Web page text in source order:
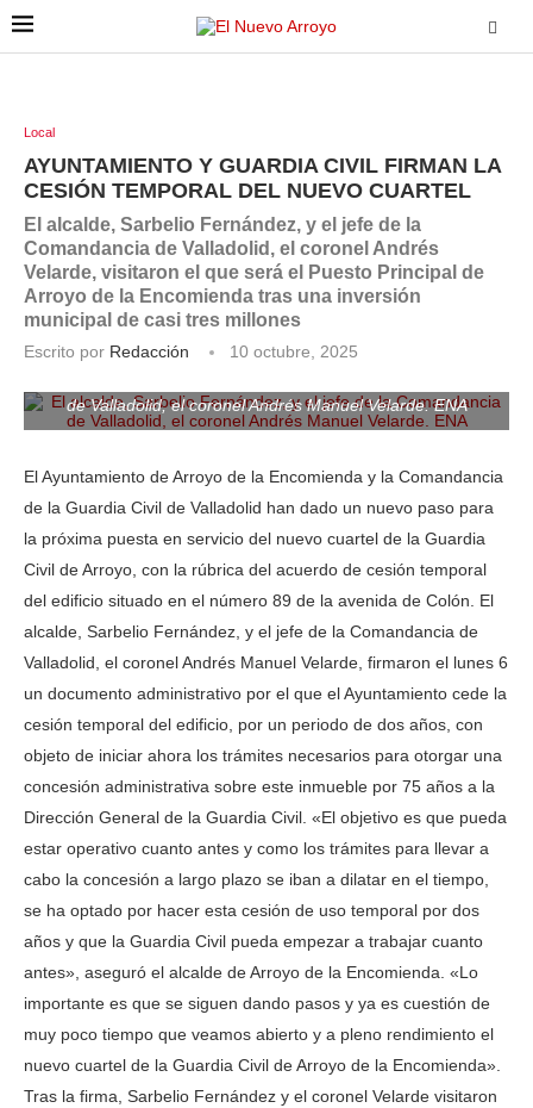
Local
AYUNTAMIENTO Y GUARDIA CIVIL FIRMAN LA
CESIÓN TEMPORAL DEL NUEVO CUARTEL
El alcalde, Sarbelio Fernández, y el jefe de la
Comandancia de Valladolid, el coronel Andrés
Velarde, visitaron el que será el Puesto Principal de
Arroyo de la Encomienda tras una inversión
municipal de casi tres millones
Escrito por Redacción
10 octubre, 2025
de Valladolid, el coronel Andrés Manuel Velarde. ENA
El Ayuntamiento de Arroyo de la Encomienda y la Comandancia
de la Guardia Civil de Valladolid han dado un nuevo paso para
la próxima puesta en servicio del nuevo cuartel de la Guardia
Civil de Arroyo, con la rúbrica del acuerdo de cesión temporal
del edificio situado en el número 89 de la avenida de Colón. El
alcalde, Sarbelio Fernández, y el jefe de la Comandancia de
Valladolid, el coronel Andrés Manuel Velarde, firmaron el lunes 6
un documento administrativo por el que el Ayuntamiento cede la
cesión temporal del edificio, por un periodo de dos años, con
objeto de iniciar ahora los trámites necesarios para otorgar una
concesión administrativa sobre este inmueble por 75 años a la
Dirección General de la Guardia Civil. «El objetivo es que pueda
estar operativo cuanto antes y como los trámites para llevar a
cabo la concesión a largo plazo se iban a dilatar en el tiempo,
se ha optado por hacer esta cesión de uso temporal por dos
años y que la Guardia Civil pueda empezar a trabajar cuanto
antes», aseguró el alcalde de Arroyo de la Encomienda. «Lo
importante es que se siguen dando pasos y ya es cuestión de
muy poco tiempo que veamos abierto y a pleno rendimiento el
nuevo cuartel de la Guardia Civil de Arroyo de la Encomienda».
Tras la firma, Sarbelio Fernández y el coronel Velarde visitaron